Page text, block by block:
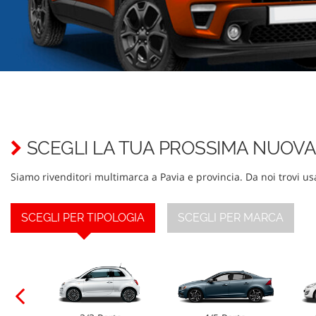
SCEGLI LA TUA PROSSIMA
Siamo rivenditori multimarca a Pavia e provincia. Da noi trovi
SCEGLI PER TIPOLOGIA SCEGLI PER MARCA
tracciamento
che
adottiamo
per
le
attività
seguito
Per
ottenere
maggiori
sul
funzionamento